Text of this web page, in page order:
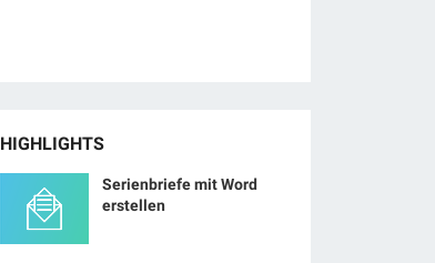
HIGHLIGHTS
Serienbriefe mit Word
erstellen